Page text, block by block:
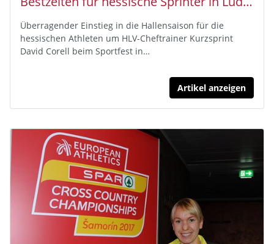
Überragender Einstieg in die Hallensaison für die
hessischen Athleten um HLV-Cheftrainer Kurzsprint
David Corell beim Sportfest in…
Artikel anzeigen